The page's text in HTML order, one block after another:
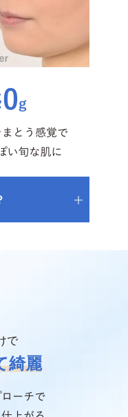
で
綺麗